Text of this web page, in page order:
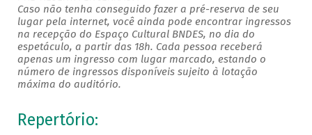
Caso não tenha conseguido fazer a pré-reserva de seu
lugar pela internet, você ainda pode encontrar ingressos
na recepção do Espaço Cultural BNDES, no dia do
espetáculo, a partir das 18h. Cada pessoa receberá
apenas um ingresso com lugar marcado, estando o
número de ingressos disponíveis sujeito à lotação
máxima do auditório.
Repertório: